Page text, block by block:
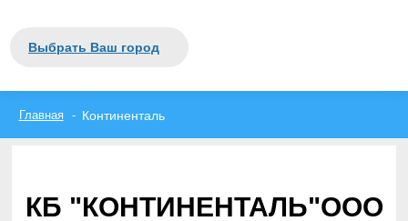
Выбрать Ваш городСанкт-Петербург
П Р С Т У Ф Х Ц Ч Ш Щ Э Ю Я
Главная Континенталь
КБ "КОНТИНЕНТАЛЬ"ООО